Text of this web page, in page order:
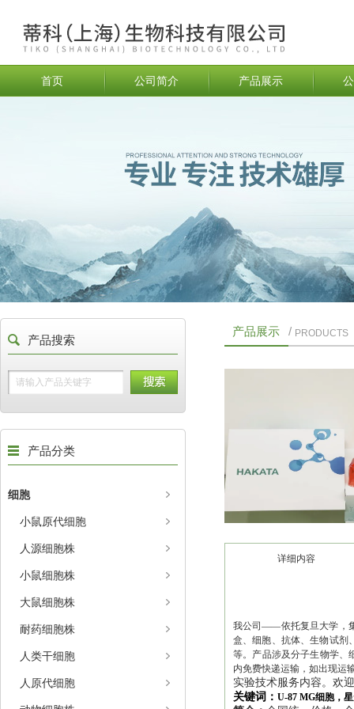
首页 公司简介 产品展示
产品搜索
产品分类
细胞
小鼠原代细胞
人源细胞株
小鼠细胞株
大鼠细胞株
耐药细胞株
人类干细胞
人原代细胞
产品展示 / PRODUCTS
详细内容
我公司——依托复旦大学，
盒、细胞、抗体、生物试剂
等。产品涉及分子生物学、
内免费快递运输，如出现运
实验技术服务内容。欢
关键词： U-87 MG细胞，